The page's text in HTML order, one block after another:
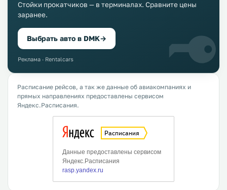
Стойки прокатчиков — в терминалах. Сравните цены
заранее.
Выбрать авто в DMK→
Реклама · Rentalcars
Расписание рейсов, а так же данные об авиакомпаниях и
прямых направлениях предоставлены сервисом
Яндекс.Расписания.